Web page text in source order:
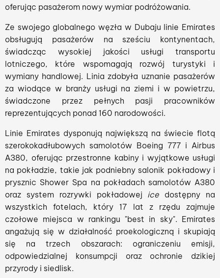
oferując pasażerom nowy wymiar podróżowania.
Ze swojego globalnego węzła w Dubaju linie Emirates
obsługują pasażerów na sześciu kontynentach,
świadcząc wysokiej jakości usługi transportu
lotniczego, które wspomagają rozwój turystyki i
wymiany handlowej. Linia zdobyła uznanie pasażerów
za wiodące w branży usługi na ziemi i w powietrzu,
świadczone przez pełnych pasji pracowników
reprezentujących ponad 160 narodowości.
Linie Emirates dysponują największą na świecie flotą
szerokokadłubowych samolotów Boeing 777 i Airbus
A380, oferując przestronne kabiny i wyjątkowe usługi
na pokładzie, takie jak podniebny salonik pokładowy i
prysznic Shower Spa na pokładach samolotów A380
oraz system rozrywki pokładowej ice dostępny na
wszystkich fotelach, który 17 lat z rzędu zajmuje
czołowe miejsca w rankingu "best in sky". Emirates
angażują się w działalność proekologiczną i skupiają
się na trzech obszarach: ograniczeniu emisji,
odpowiedzialnej konsumpcji oraz ochronie dzikiej
przyrody i siedlisk.